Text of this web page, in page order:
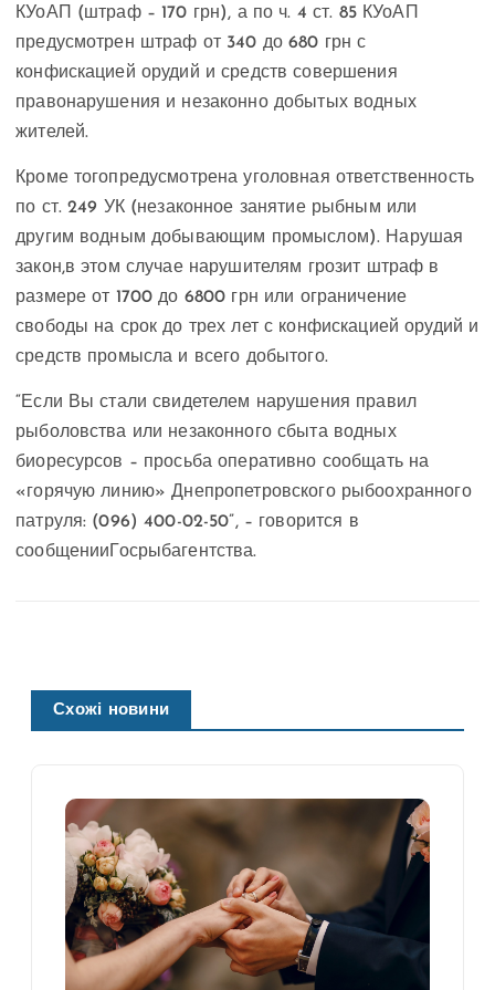
КУоАП (штраф – 170 грн), а по ч. 4 ст. 85 КУоАП
предусмотрен штраф от 340 до 680 грн с
конфискацией орудий и средств совершения
правонарушения и незаконно добытых водных
жителей.
Кроме тогопредусмотрена уголовная ответственность
по ст. 249 УК (незаконное занятие рыбным или
другим водным добывающим промыслом). Нарушая
закон,в этом случае нарушителям грозит штраф в
размере от 1700 до 6800 грн или ограничение
свободы на срок до трех лет с конфискацией орудий и
средств промысла и всего добытого.
“Если Вы стали свидетелем нарушения правил
рыболовства или незаконного сбыта водных
биоресурсов – просьба оперативно сообщать на
«горячую линию» Днепропетровского рыбоохранного
патруля: (096) 400-02-50”, – говорится в
сообщенииГосрыбагентства.
Схожі новини